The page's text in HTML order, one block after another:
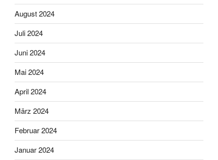
August 2024
Juli 2024
Juni 2024
Mai 2024
April 2024
März 2024
Februar 2024
Januar 2024